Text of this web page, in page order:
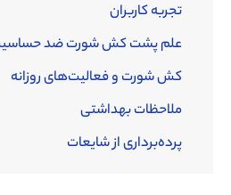
تجربه کاربران
علم پشت کش شورت ضد
کش شورت و فعالیت‌های روزانه
ملاحظات بهداشتی
پرده‌برداری از شایعات